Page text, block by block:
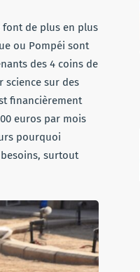
font de plus en plus
ou Pompéi sont
des 4 coins de
science sur des
financièrement
euros par mois
pourquoi
surtout